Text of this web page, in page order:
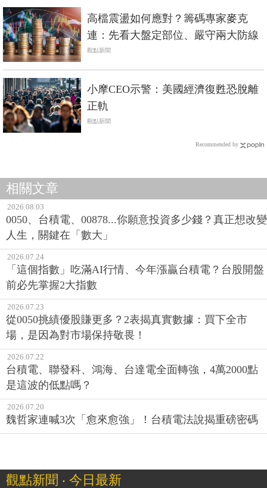
高檔震盪如何應對？籌碼專家麥克
連：先看大盤定部位、嚴守兩大防線
觀點新聞
小摩CEO示警：美國經濟復甦恐脫離
正軌
觀點新聞
Recommended by
相關文章
2026.08.03
0050、台積電、00878...你願意投資多少錢？真正想改變
人生，關鍵在「數大」
2026.07.24
「這個指數」吃滿AI行情、今年漲贏台積電？台股開盤
前必先掌握2大指數
2026.07.23
從0050挑績優股賺更多？2表揭真實數據：買下全市
場，是因為對市場保持敬畏！
2026.07.22
台積電、聯發科、鴻海、台達電全面轉強，4萬2000點
是這波的低點嗎？
2026.07.20
魏哲家連喊3次「愈來愈強」！台積電法說揭重磅密碼
觀點新聞 ‧ 今日最新